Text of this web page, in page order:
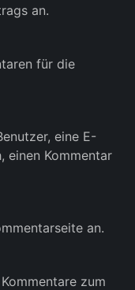
an.
für die
eine E-
einen Kommentar
an.
zum